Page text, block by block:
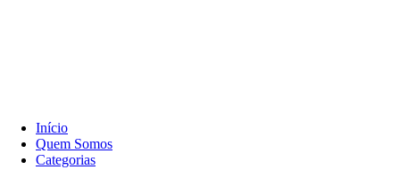
Início
Quem Somos
Categorias